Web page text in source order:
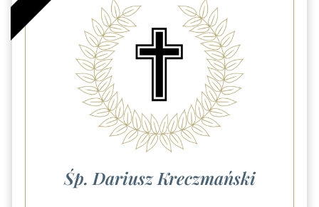
Śp. Dariusz Kreczmański